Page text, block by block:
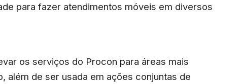
para fazer atendimentos móveis em diversos
os serviços do Procon para áreas mais
além de ser usada em ações conjuntas de